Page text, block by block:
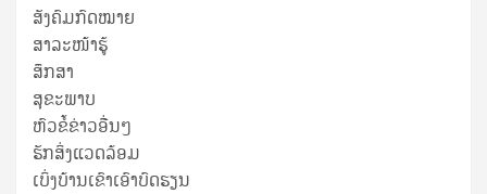
ສັງຄົມກົດໝາຍ
ສາລະໜ້າຮູ້
ສຶກສາ
ສຸ​ຂະ​ພາບ
ຫົວຂໍ້ຂ່າວອື່ນໆ
ຮັກສິ່ງແວດລ້ອມ
ເບິ່ງບ້ານເຂົາເອົາບົດຮຽນ